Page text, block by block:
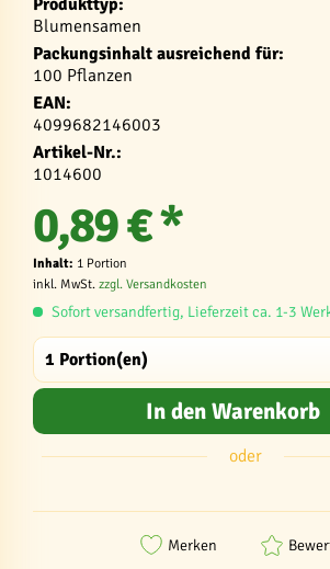
Produkttyp:
Blumensamen
Packungsinhalt ausreichend für:
100 Pflanzen
EAN:
4099682146003
Artikel-Nr.:
1014600
0,89 € *
Inhalt: 1 Portion
inkl. MwSt. zzgl. Versandkosten
Sofort versandfertig, Lieferzeit ca. 1-3
In den Warenkorb
oder
Merken